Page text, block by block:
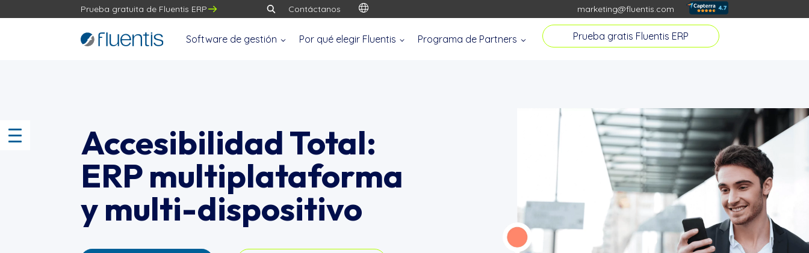
Prueba gratuita de Fluentis ERP Contáctanos marketing@fluentis.com
Software de gestión Por qué elegir Fluentis Programa de Partners Prueba gratis Fluentis ERP
Accesibilidad Total:
ERP multiplataforma
y multi-dispositivo